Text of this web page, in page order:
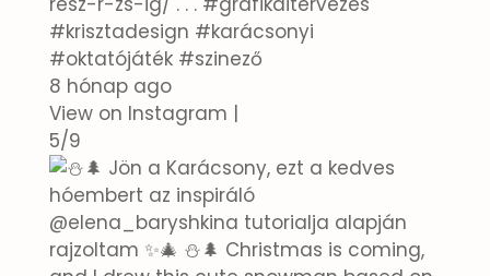
#krisztadesign #karácsonyi
#oktatójáték #szinező
8 hónap ago
View on Instagram |
5/9